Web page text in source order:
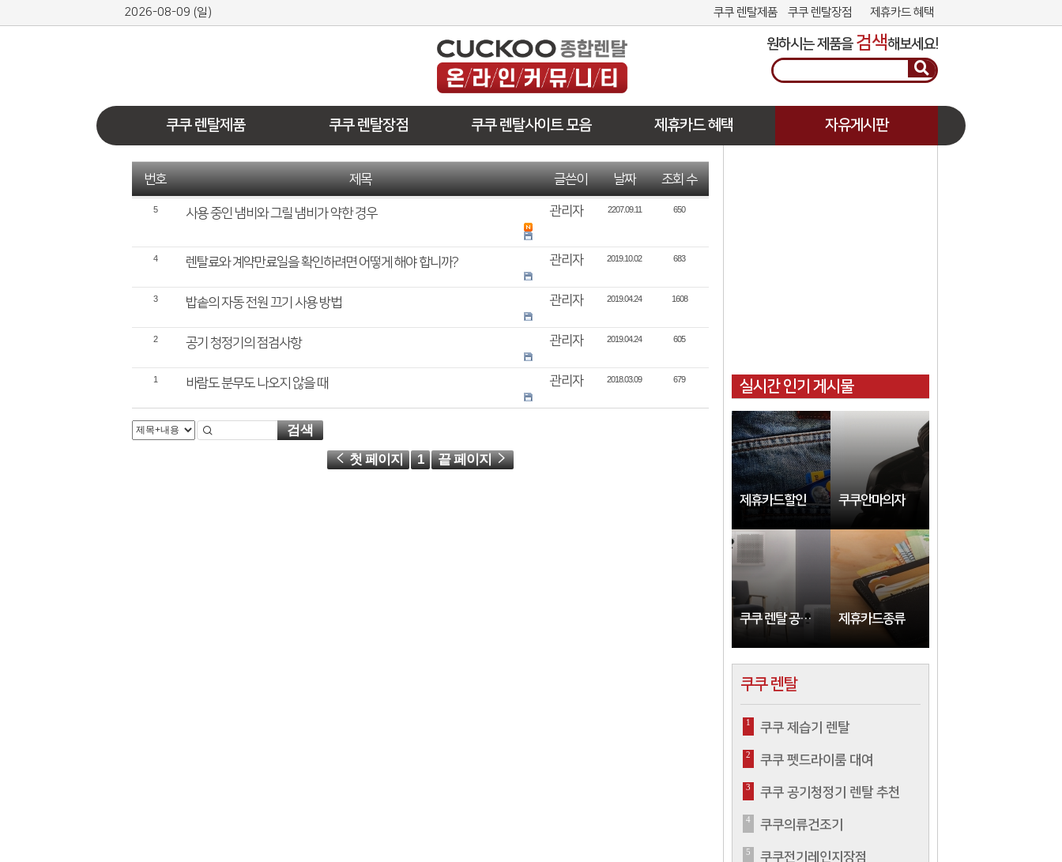
2026-08-09 (일) 쿠쿠 렌탈제품 쿠쿠 렌탈장점 제휴카드 혜택
원하시는 제품을 검색해보세요!
쿠쿠 렌탈제품 쿠쿠 렌탈장점 쿠쿠 렌탈사이트 모음 제휴카드 혜택 자유게시판
번호 제목 글쓴이 날짜 조회 수
5 사용 중인 냄비와 그릴 냄비가 약한 경우 관리자 2207.09.11 650
4 렌탈료와 계약만료일을 확인하려면 어떻게 해야 합니까? 관리자 2019.10.02 683
3 밥솥의 자동 전원 끄기 사용 방법 관리자 2019.04.24 1608
2 공기 청정기의 점검사항 관리자 2019.04.24 605
1 바람도 분무도 나오지 않을 때 관리자 2018.03.09 679
검색
첫 페이지
1 끝 페이지
실시간 인기 게시물
제휴카드할인 쿠쿠안마의자
쿠쿠 렌탈 공식 사이트 제휴카드종류
쿠쿠 렌탈
1 쿠쿠 제습기 렌탈
2 쿠쿠 펫드라이룸 대여
3 쿠쿠 공기청정기 렌탈 추천
4 쿠쿠의류건조기
5 쿠쿠전기레인지장점